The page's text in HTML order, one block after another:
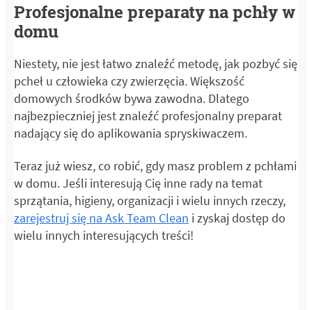
Profesjonalne preparaty na pchły w
domu
Niestety, nie jest łatwo znaleźć metodę, jak pozbyć się
pcheł u człowieka czy zwierzęcia. Większość
domowych środków bywa zawodna. Dlatego
najbezpieczniej jest znaleźć profesjonalny preparat
nadający się do aplikowania spryskiwaczem.
Teraz już wiesz, co robić, gdy masz problem z pchłami
w domu. Jeśli interesują Cię inne rady na temat
sprzątania, higieny, organizacji i wielu innych rzeczy,
zarejestruj się na Ask Team Clean i zyskaj dostęp do
wielu innych interesujących treści!